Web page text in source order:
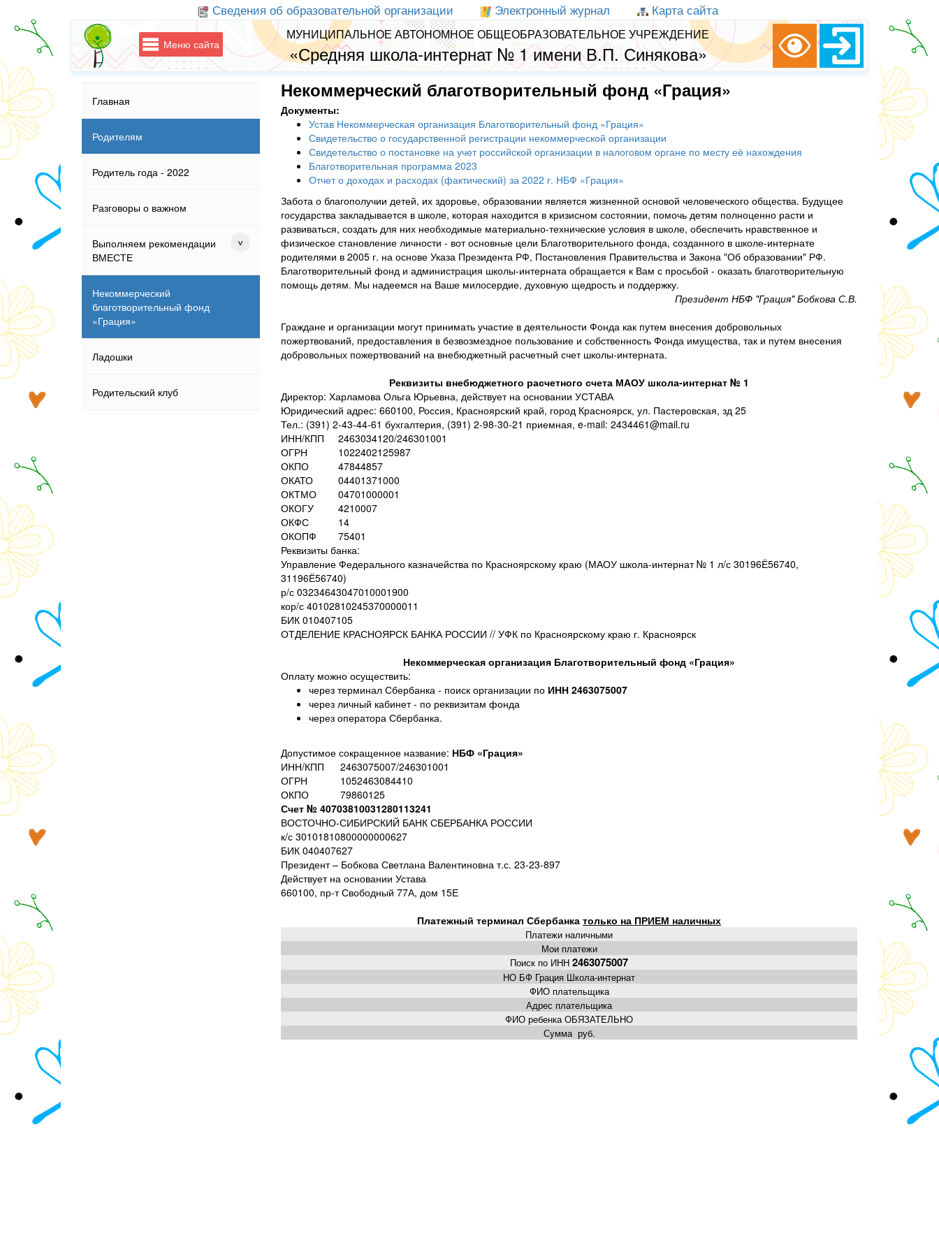
Сведения об образовательной организации Электронный журнал Карта сайта
Меню сайта
МУНИЦИПАЛЬНОЕ АВТОНОМНОЕ ОБЩЕОБРАЗОВАТЕЛЬНОЕ УЧРЕЖДЕНИЕ
«Средняя школа-интернат № 1 имени В.П. Синякова»
Главная
Родителям
Родитель года - 2022
Разговоры о важном
Выполняем рекомендации
ВМЕСТЕ
Некоммерческий
благотворительный фонд
«Грация»
Ладошки
Родительский клуб
Некоммерческий благотворительный фонд «Грация»
Документы:
Устав Некоммерческая организация Благотворительный фонд «Грация»
Свидетельство о государственной регистрации некоммерческой организации
Свидетельство о постановке на учет российской организации в налоговом органе по месту её нахождения
Благотворительная программа 2023
Отчет о доходах и расходах (фактический) за 2022 г. НБФ «Грация»
Забота о благополучии детей, их здоровье, образовании является жизненной основой человеческого общества. Будущее
государства закладывается в школе, которая находится в кризисном состоянии, помочь детям полноценно расти и
развиваться, создать для них необходимые материально-технические условия в школе, обеспечить нравственное и
физическое становление личности - вот основные цели Благотворительного фонда, созданного в школе-интернате
родителями в 2005 г. на основе Указа Президента РФ, Постановления Правительства и Закона "Об образовании" РФ.
Благотворительный фонд и администрация школы-интерната обращается к Вам с просьбой - оказать благотворительную
помощь детям. Мы надеемся на Ваше милосердие, духовную щедрость и поддержку.
Президент НБФ "Грация" Бобкова С.В.
Граждане и организации могут принимать участие в деятельности Фонда как путем внесения добровольных
пожертвований, предоставления в безвозмездное пользование и собственность Фонда имущества, так и путем внесения
добровольных пожертвований на внебюджетный расчетный счет школы-интерната.
Реквизиты внебюджетного расчетного счета МАОУ школа-интернат № 1
Директор: Харламова Ольга Юрьевна, действует на основании УСТАВА
Юридический адрес: 660100, Россия, Красноярский край, город Красноярск, ул. Пастеровская, зд 25
Тел.: (391) 2-43-44-61 бухгалтерия, (391) 2-98-30-21 приемная, e-mail: 2434461@mail.ru
ИНН/КПП
2463034120/246301001
ОГРН
1022402125987
ОКПО
47844857
ОКАТО
04401371000
ОКТМО
04701000001
ОКОГУ
4210007
ОКФС
14
ОКОПФ
75401
Реквизиты банка:
Управление Федерального казначейства по Красноярскому краю (МАОУ школа-интернат № 1 л/с 30196Ё56740,
31196Ё56740)
р/с 03234643047010001900
кор/с 40102810245370000011
БИК 010407105
ОТДЕЛЕНИЕ КРАСНОЯРСК БАНКА РОССИИ // УФК по Красноярскому краю г. Красноярск
Некоммерческая организация Благотворительный фонд «Грация»
Оплату можно осуществить:
через терминал Сбербанка - поиск организации по ИНН 2463075007
через личный кабинет - по реквизитам фонда
через оператора Сбербанка.
Допустимое сокращенное название: НБФ «Грация»
ИНН/КПП
2463075007/246301001
ОГРН
1052463084410
ОКПО
79860125
Счет № 40703810031280113241
ВОСТОЧНО-СИБИРСКИЙ БАНК СБЕРБАНКА РОССИИ
к/с 30101810800000000627
БИК 040407627
Президент – Бобкова Светлана Валентиновна т.с. 23-23-897
Действует на основании Устава
660100, пр-т Свободный 77А, дом 15Е
Платежный терминал Сбербанка только на ПРИЕМ наличных
Платежи наличными
Мои платежи
Поиск по ИНН 2463075007
НО БФ Грация Школа-интернат
ФИО плательщика
Адрес плательщика
ФИО ребенка ОБЯЗАТЕЛЬНО
Сумма руб.